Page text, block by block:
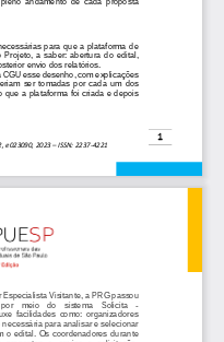
e023090, 2023 –ISSN: 2237-4221
1
para que a plataforma de
Projeto,  a  saber:  abertura  do  edital,
envio dos relatórios.
esse desenho, com explicações
ser  tomadas  por  cada  um  dos
que a plataforma foi criada e depois
Visitante, a PRG passou
meio    do    sistema
Solicita
-
facilidades  como:  organizadores
para analisar e selecionar
o  edital.  Os  coordenadores  durante